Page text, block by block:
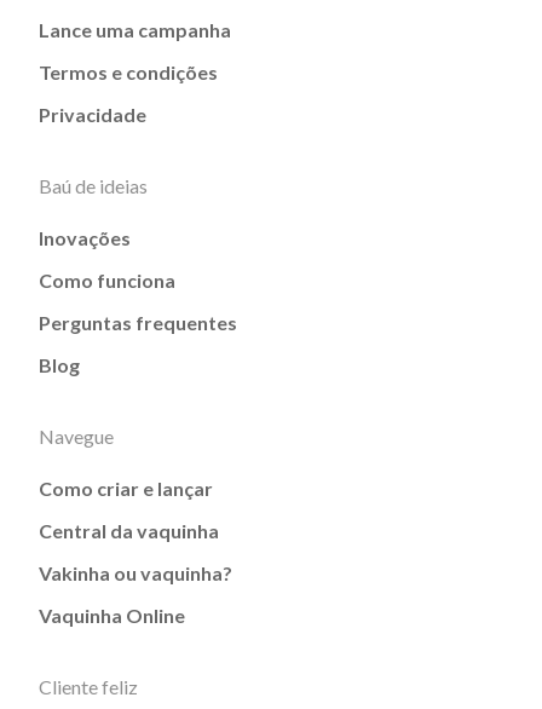
Lance uma campanha
Termos e condições
Privacidade
Baú de ideias
Inovações
Como funciona
Perguntas frequentes
Blog
Navegue
Como criar e lançar
Central da vaquinha
Vakinha ou vaquinha?
Vaquinha Online
Cliente feliz